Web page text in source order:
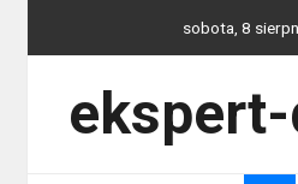
sobota, 8